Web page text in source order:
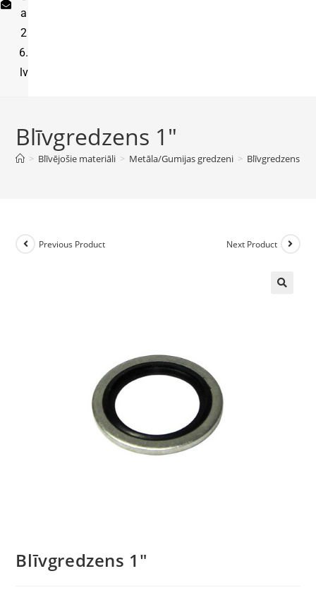
a
2
6.
lv
Blīvgredzens 1″
> Blīvējošie materiāli > Metāla/Gumijas gredzeni > Blīvgredzens 1″
Previous Product Next Product
Blīvgredzens 1″